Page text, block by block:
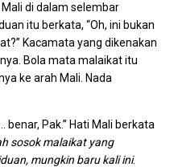
di dalam selembar
itu berkata, “Oh, ini bukan
Kacamata yang dikenakan
Bola mata malaikat itu
ke arah Mali. Nada
benar, Pak.” Hati Mali berkata
sosok malaikat yang
mungkin baru kali ini.